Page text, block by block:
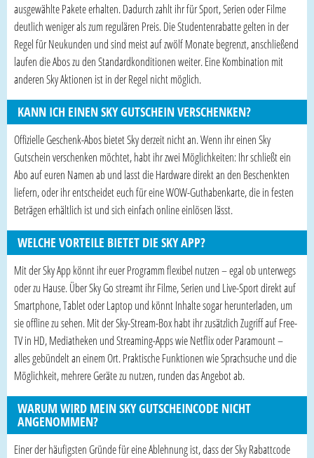
ausgewählte Pakete erhalten. Dadurch zahlt ihr für Sport, Serien oder Filme
deutlich weniger als zum regulären Preis. Die Studentenrabatte gelten in der
Regel für Neukunden und sind meist auf zwölf Monate begrenzt, anschließend
laufen die Abos zu den Standardkonditionen weiter. Eine Kombination mit
anderen Sky Aktionen ist in der Regel nicht möglich.
KANN ICH EINEN SKY GUTSCHEIN VERSCHENKEN?
Offizielle Geschenk-Abos bietet Sky derzeit nicht an. Wenn ihr einen Sky
Gutschein verschenken möchtet, habt ihr zwei Möglichkeiten: Ihr schließt ein
Abo auf euren Namen ab und lasst die Hardware direkt an den Beschenkten
liefern, oder ihr entscheidet euch für eine WOW-Guthabenkarte, die in festen
Beträgen erhältlich ist und sich einfach online einlösen lässt.
WELCHE VORTEILE BIETET DIE SKY APP?
Mit der Sky App könnt ihr euer Programm flexibel nutzen – egal ob unterwegs
oder zu Hause. Über Sky Go streamt ihr Filme, Serien und Live-Sport direkt auf
Smartphone, Tablet oder Laptop und könnt Inhalte sogar herunterladen, um
sie offline zu sehen. Mit der Sky-Stream-Box habt ihr zusätzlich Zugriff auf Free-
TV in HD, Mediatheken und Streaming-Apps wie Netflix oder Paramount –
alles gebündelt an einem Ort. Praktische Funktionen wie Sprachsuche und die
Möglichkeit, mehrere Geräte zu nutzen, runden das Angebot ab.
WARUM WIRD MEIN SKY GUTSCHEINCODE NICHT
ANGENOMMEN?
Einer der häufigsten Gründe für eine Ablehnung ist, dass der Sky Rabattcode